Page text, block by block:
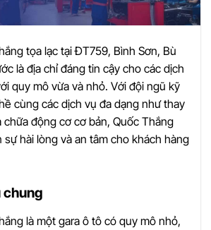
tọa lạc tại ĐT759, Bình Sơn, Bù
là địa chỉ đáng tin cậy cho các dịch
quy mô vừa và nhỏ. Với đội ngũ kỹ
cùng các dịch vụ đa dạng như thay
động cơ cơ bản, Quốc Thắng
hài lòng và an tâm cho khách hàng
chung
là một gara ô tô có quy mô nhỏ,